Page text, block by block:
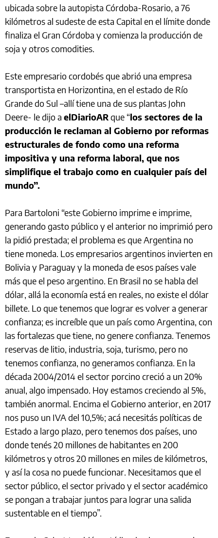
ubicada sobre la autopista Córdoba-Rosario, a 76
kilómetros al sudeste de esta Capital en el límite donde
finaliza el Gran Córdoba y comienza la producción de
soja y otros comodities.
Este empresario cordobés que abrió una empresa
transportista en Horizontina, en el estado de Río
Grande do Sul –allí tiene una de sus plantas John
Deere- le dijo a elDiarioARque “los sectores de la
producción le reclaman al Gobierno por reformas
estructurales de fondo como una reforma
impositiva y una reforma laboral, que nos
simplifique el trabajo como en cualquier país del
mundo”.
Para Bartoloni “este Gobierno imprime e imprime,
generando gasto público y el anterior no imprimió pero
la pidió prestada; el problema es que Argentina no
tiene moneda. Los empresarios argentinos invierten en
Bolivia y Paraguay y la moneda de esos países vale
más que el peso argentino. En Brasil no se habla del
dólar, allá la economía está en reales, no existe el dólar
billete. Lo que tenemos que lograr es volver a generar
confianza; es increíble que un país como Argentina, con
las fortalezas que tiene, no genere confianza. Tenemos
reservas de litio, industria, soja, turismo, pero no
tenemos confianza, no generamos confianza. En la
década 2004/2014 el sector porcino creció a un 20%
anual, algo impensado. Hoy estamos creciendo al 5%,
también anormal. Encima el Gobierno anterior, en 2017
nos puso un IVA del 10,5%; acá necesitás políticas de
Estado a largo plazo, pero tenemos dos países, uno
donde tenés 20 millones de habitantes en 200
kilómetros y otros 20 millones en miles de kilómetros,
y así la cosa no puede funcionar. Necesitamos que el
sector público, el sector privado y el sector académico
se pongan a trabajar juntos para lograr una salida
sustentable en el tiempo”.